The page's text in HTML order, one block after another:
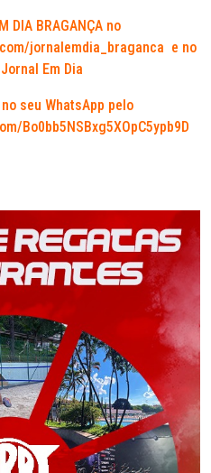
DIA BRAGANÇA no
jornalemdia_braganca e no
Em Dia
seu WhatsApp pelo
Bo0bb5NSBxg5XOpC5ypb9D